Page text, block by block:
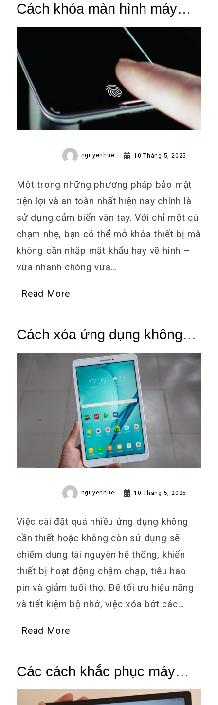
Cách khóa màn hình máy
tính bảng bằng vân tay chỉ
trong 1 phút
nguyenhue 10 Tháng 5, 2025
Một trong những phương pháp bảo mật
tiện lợi và an toàn nhất hiện nay chính là
sử dụng cảm biến vân tay. Với chỉ một cú
chạm nhẹ, bạn có thể mở khóa thiết bị mà
không cần nhập mật khẩu hay vẽ hình –
vừa nhanh chóng vừa…
Read More
Cách xóa ứng dụng không
cần thiết trên máy tính bảng
nhanh nhất
nguyenhue 10 Tháng 5, 2025
Việc cài đặt quá nhiều ứng dụng không
cần thiết hoặc không còn sử dụng sẽ
chiếm dụng tài nguyên hệ thống, khiến
thiết bị hoạt động chậm chạp, tiêu hao
pin và giảm tuổi thọ. Để tối ưu hiệu năng
và tiết kiệm bộ nhớ, việc xóa bớt các…
Read More
Các cách khắc phục máy
tính bảng bị lag hiệu quả